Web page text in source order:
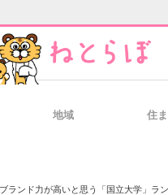
地域 住
ランキングTOP17！ 第1位は「一橋大学」「名古屋大学」【2025年